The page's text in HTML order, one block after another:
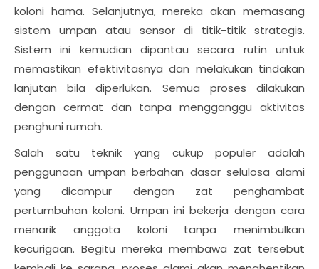
koloni hama. Selanjutnya, mereka akan memasang
sistem umpan atau sensor di titik-titik strategis.
Sistem ini kemudian dipantau secara rutin untuk
memastikan efektivitasnya dan melakukan tindakan
lanjutan bila diperlukan. Semua proses dilakukan
dengan cermat dan tanpa mengganggu aktivitas
penghuni rumah.
Salah satu teknik yang cukup populer adalah
penggunaan umpan berbahan dasar selulosa alami
yang dicampur dengan zat penghambat
pertumbuhan koloni. Umpan ini bekerja dengan cara
menarik anggota koloni tanpa menimbulkan
kecurigaan. Begitu mereka membawa zat tersebut